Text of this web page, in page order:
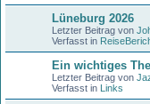
Lüneburg 2026
Letzter Beitrag von
Verfasst in
Ein wichtiges
Letzter Beitrag von
Verfasst in Links